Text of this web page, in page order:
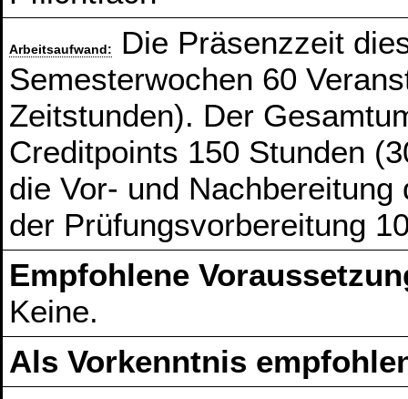
Arbeitsaufwand:
Die Präsenzzeit
Semesterwochen 60
Zeitstunden). Der
Creditpoints 150 Stunden
die Vor- und
der Prüfungsvorbereitung
Empfohlene
Keine.
Als Vorkenntnis